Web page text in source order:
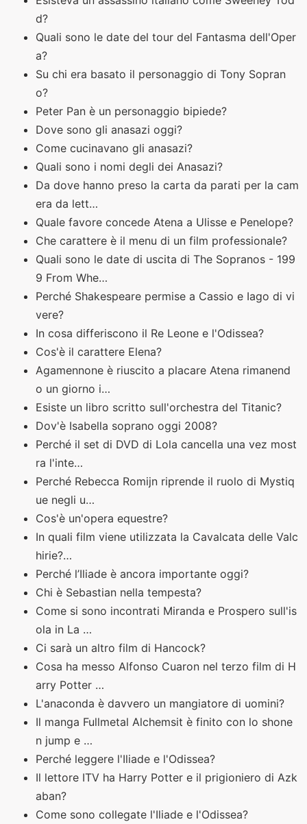
d?
Quali sono le date del tour del Fantasma dell'Oper
a?
Su chi era basato il personaggio di Tony Sopran
o?
Peter Pan è un personaggio bipiede?
Dove sono gli anasazi oggi?
Come cucinavano gli anasazi?
Quali sono i nomi degli dei Anasazi?
Da dove hanno preso la carta da parati per la cam
era da lett…
Quale favore concede Atena a Ulisse e Penelope?
Che carattere è il menu di un film professionale?
Quali sono le date di uscita di The Sopranos - 199
9 From Whe…
Perché Shakespeare permise a Cassio e Iago di vi
vere?
In cosa differiscono il Re Leone e l'Odissea?
Cos'è il carattere Elena?
Agamennone è riuscito a placare Atena rimanend
o un giorno i…
Esiste un libro scritto sull'orchestra del Titanic?
Dov'è Isabella soprano oggi 2008?
Perché il set di DVD di Lola cancella una vez most
ra l'inte…
Perché Rebecca Romijn riprende il ruolo di Mystiq
ue negli u…
Cos'è un'opera equestre?
In quali film viene utilizzata la Cavalcata delle Valc
hirie?…
Perché l’Iliade è ancora importante oggi?
Chi è Sebastian nella tempesta?
Come si sono incontrati Miranda e Prospero sull'is
ola in La …
Ci sarà un altro film di Hancock?
Cosa ha messo Alfonso Cuaron nel terzo film di H
arry Potter …
L'anaconda è davvero un mangiatore di uomini?
Il manga Fullmetal Alchemsit è finito con lo shone
n jump e …
Perché leggere l'Iliade e l'Odissea?
Il lettore ITV ha Harry Potter e il prigioniero di Azk
aban?
Come sono collegate l'Iliade e l'Odissea?